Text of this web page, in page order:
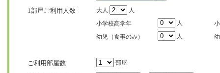
1部屋ご利用人数 大人
人
小学校高学年
人
幼児（食事のみ）
人
ご利用部屋数 部屋